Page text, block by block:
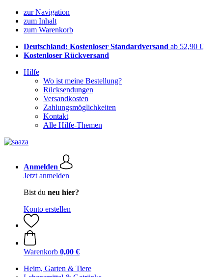
zur Navigation
zum Inhalt
zum Warenkorb
Deutschland: Kostenloser Standardversand ab 52,90 €
Kostenloser Rückversand
Hilfe
Wo ist meine Bestellung?
Rücksendungen
Versandkosten
Zahlungsmöglichkeiten
Kontakt
Alle Hilfe-Themen
Anmelden
Jetzt anmelden
Bist du neu hier?
Konto erstellen
Warenkorb 0,00 €
Heim, Garten & Tiere